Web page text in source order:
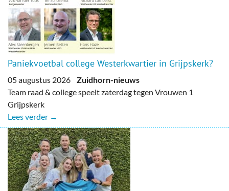
Paniekvoetbal college Westerkwartier in Grijpskerk?
05 augustus 2026 Zuidhorn-nieuws
Team raad & college speelt zaterdag tegen Vrouwen 1
Grijpskerk
Lees verder →